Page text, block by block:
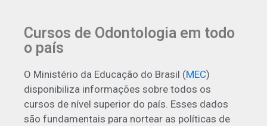
Cursos de Odontologia em todo
o país
O Ministério da Educação do Brasil (MEC)
disponibiliza informações sobre todos os
cursos de nível superior do país. Esses dados
são fundamentais para nortear as políticas de